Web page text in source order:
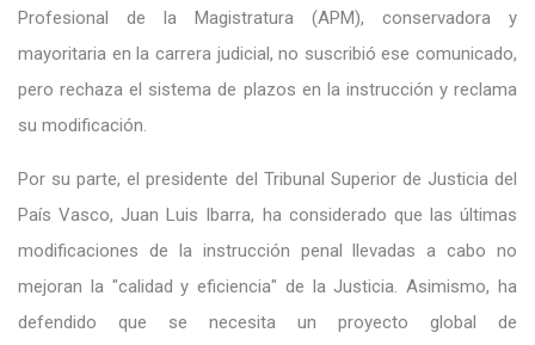
Profesional de la Magistratura (APM), conservadora y
mayoritaria en la carrera judicial, no suscribió ese comunicado,
pero rechaza el sistema de plazos en la instrucción y reclama
su modificación.
Por su parte, el presidente del Tribunal Superior de Justicia del
País Vasco, Juan Luis Ibarra, ha considerado que las últimas
modificaciones de la instrucción penal llevadas a cabo no
mejoran la "calidad y eficiencia" de la Justicia. Asimismo, ha
defendido que se necesita un proyecto global de